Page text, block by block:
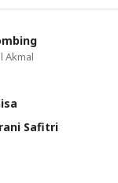
Akmal
Safitri